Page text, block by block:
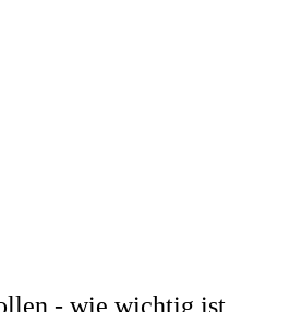
- wie wichtig ist